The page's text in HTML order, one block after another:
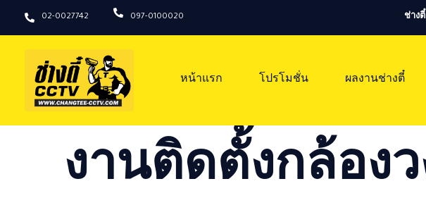
02-0027742 097-0100020 ช่าง
หน้าแรก โปรโมชั่น ผลงานช่างตี๋
งานติดตั้งกล้อง